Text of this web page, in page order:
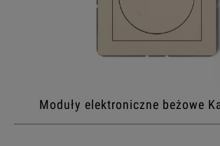
Moduły elektroniczne beżowe